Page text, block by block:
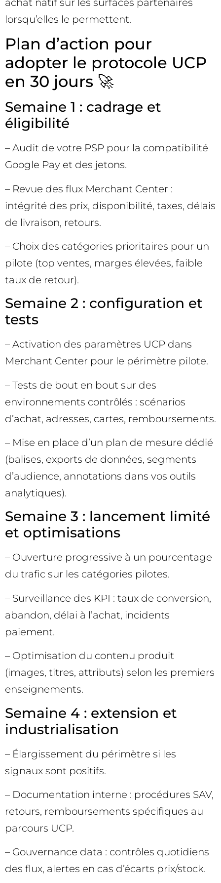
lorsqu’elles le permettent.
Plan d’action pour
adopter le protocole UCP
en 30 jours 🚀
Semaine 1 : cadrage et
éligibilité
– Audit de votre PSP pour la compatibilité
Google Pay et des jetons.
– Revue des flux Merchant Center :
intégrité des prix, disponibilité, taxes, délais
de livraison, retours.
– Choix des catégories prioritaires pour un
pilote (top ventes, marges élevées, faible
taux de retour).
Semaine 2 : configuration et
tests
– Activation des paramètres UCP dans
Merchant Center pour le périmètre pilote.
– Tests de bout en bout sur des
environnements contrôlés : scénarios
d’achat, adresses, cartes, remboursements.
– Mise en place d’un plan de mesure dédié
(balises, exports de données, segments
d’audience, annotations dans vos outils
analytiques).
Semaine 3 : lancement limité
et optimisations
– Ouverture progressive à un pourcentage
du trafic sur les catégories pilotes.
– Surveillance des KPI : taux de conversion,
abandon, délai à l’achat, incidents
paiement.
– Optimisation du contenu produit
(images, titres, attributs) selon les premiers
enseignements.
Semaine 4 : extension et
industrialisation
– Élargissement du périmètre si les
signaux sont positifs.
– Documentation interne : procédures SAV,
retours, remboursements spécifiques au
parcours UCP.
– Gouvernance data : contrôles quotidiens
des flux, alertes en cas d’écarts prix/stock.